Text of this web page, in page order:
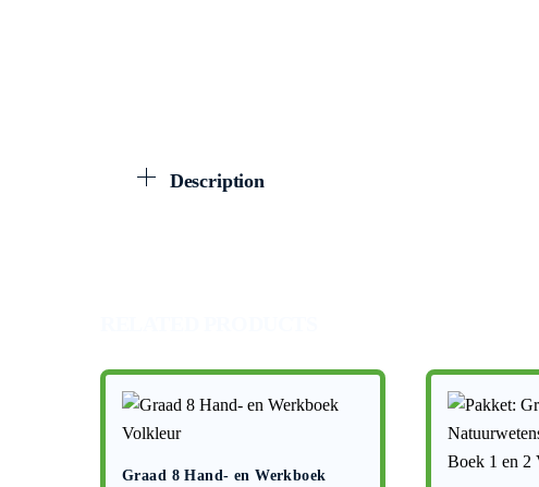
Description
Graad 8 Hand- en Werkboek